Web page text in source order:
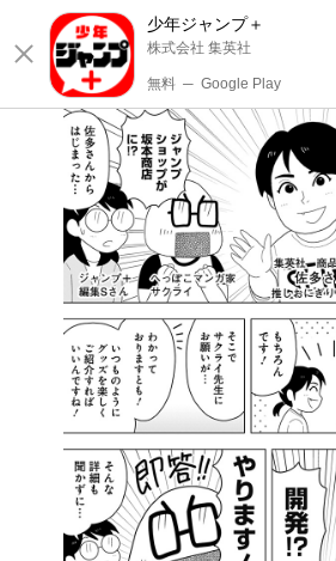
少年ジャンプ＋
株式会社 集英社
無料 ─ Google Play